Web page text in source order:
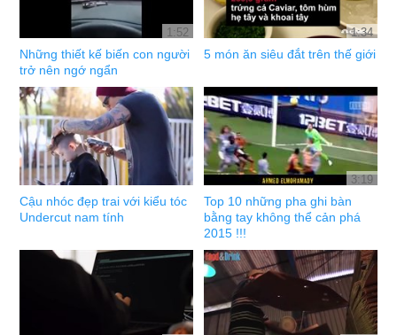
1:52
Những thiết kế biến con người
trở nên ngớ ngẩn
1:34
5 món ăn siêu đắt trên thế giới
Cậu nhóc đẹp trai với kiểu tóc
Undercut nam tính
3:19
Top 10 những pha ghi bàn
bằng tay không thể cản phá
2015 !!!